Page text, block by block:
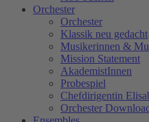
Orchester
Orchester
Klassik neu gedacht
Musikerinnen &
Mission Statement
AkademistInnen
Probespiel
Chefdirigentin
Orchester